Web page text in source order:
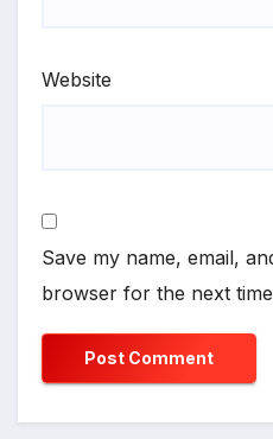
Website
Save my name, email,
browser for the next